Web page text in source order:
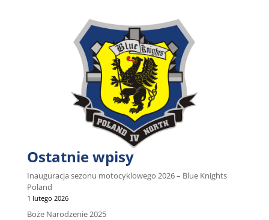
Ostatnie wpisy
Inauguracja sezonu motocyklowego 2026 – Blue Knights
Poland
1 lutego 2026
Boże Narodzenie 2025